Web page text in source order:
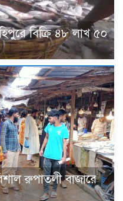
বিক্রি ৪৮ লাখ ৫০
রুপাতলী বাজারে